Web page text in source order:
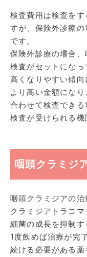
検査費用は検査を
すが、保険外診療
です。
保険外診療の場合
検査がセットにな
高くなりやすい傾向
より高い金額にな
合わせて検査でき
検査が受けられる機
咽頭クラミジ
咽頭クラミジアの治
クラミジアトラコ
細菌の成長を抑制す
1度飲めば治療が完
続ける必要がある